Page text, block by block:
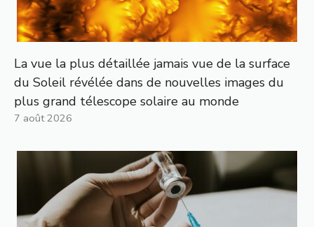
La vue la plus détaillée jamais vue de la surface
du Soleil révélée dans de nouvelles images du
plus grand télescope solaire au monde
7 août 2026